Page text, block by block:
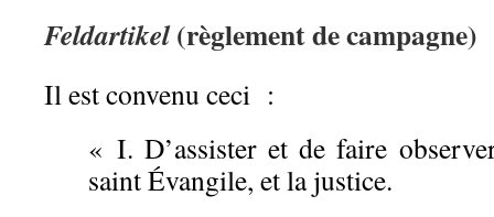
Feldartikel(règlement de campagne)
Il est convenu ceci :
« I. D’assister et de faire
saint Évangile, et la justice.